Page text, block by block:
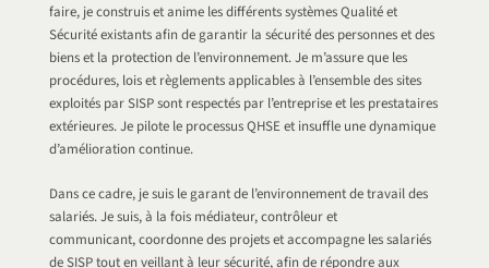
faire, je construis et anime les différents systèmes Qualité et
Sécurité existants afin de garantir la sécurité des personnes et des
biens et la protection de l’environnement. Je m’assure que les
procédures, lois et règlements applicables à l’ensemble des sites
exploités par SISP sont respectés par l’entreprise et les prestataires
extérieures. Je pilote le processus QHSE et insuffle une dynamique
d’amélioration continue.
Dans ce cadre, je suis le garant de l’environnement de travail des
salariés. Je suis, à la fois médiateur, contrôleur et
communicant, coordonne des projets et accompagne les salariés
de SISP tout en veillant à leur sécurité, afin de répondre aux